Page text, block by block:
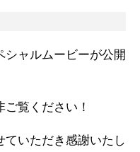
シャルムービーが公開
覧ください！
いただき感謝いたし